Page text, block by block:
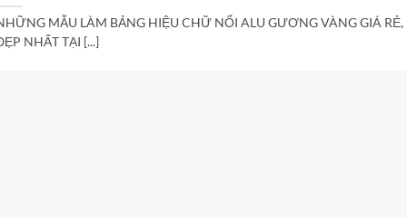
MẪU LÀM BẢNG HIỆU CHỮ NỔI ALU GƯƠNG VÀNG GIÁ RẺ,
NHẤT TẠI [...]